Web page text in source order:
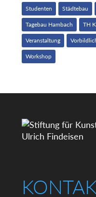
Studenten Städtebau
Tagebau Hambach TH
Veranstaltung
Workshop